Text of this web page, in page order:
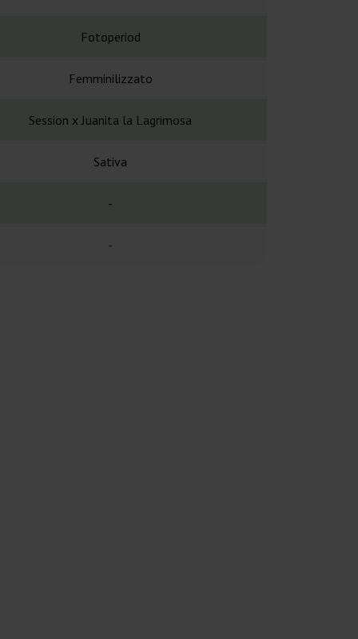
Fotoperiod
Femminilizzato
Session x Juanita la Lagrimosa
Sativa
-
-